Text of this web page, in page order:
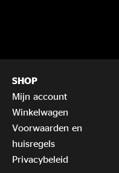
SHOP
Mijn account
Winkelwagen
Voorwaarden en
huisregels
Privacybeleid